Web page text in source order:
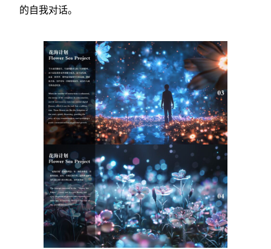
的自我对话。